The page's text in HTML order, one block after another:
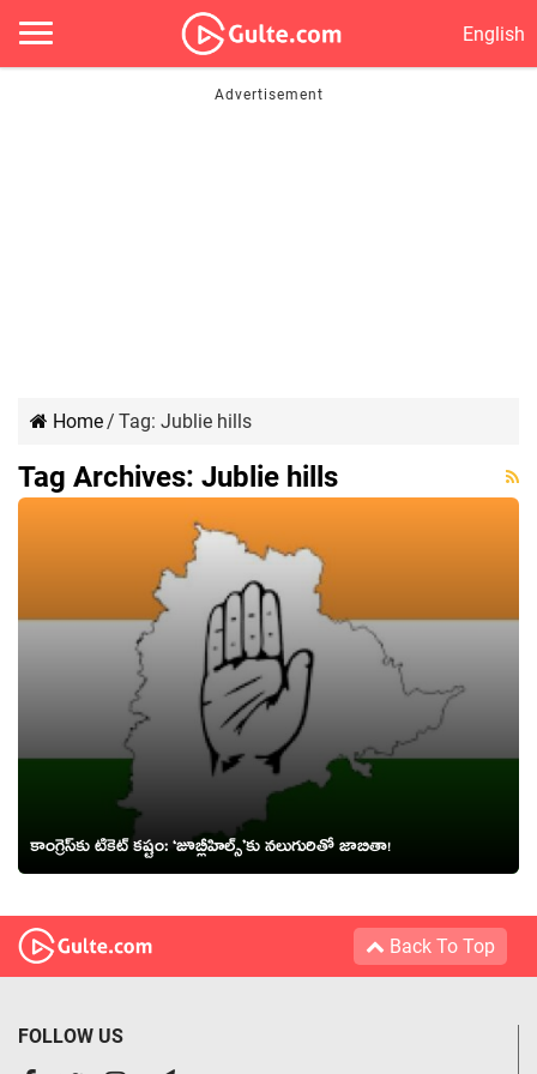
English
Home/ Tag: Jublie hills
Tag Archives: Jublie hills
కాంగ్రెస్‌కు టికెట్ క‌ష్టం: ‘జూబ్లీహిల్స్‌’కు న‌లుగురితో జాబితా!
Back To Top
FOLLOW US